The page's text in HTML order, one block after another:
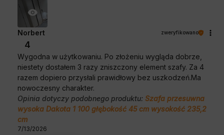
Norbert zweryfikowano
4
Wygodna w użytkowaniu. Po złożeniu wygląda dobrze,
niestety dostałem 3 razy zniszczony element szafy. Za 4
razem dopiero przysłali prawidłowy bez uszkodzeń.Ma
nowoczesny charakter.
Opinia dotyczy podobnego produktu: Szafa przesuwna
wysoka Dakota 1 100 głębokość 45 cm wysokość 235,2
cm
7/13/2026